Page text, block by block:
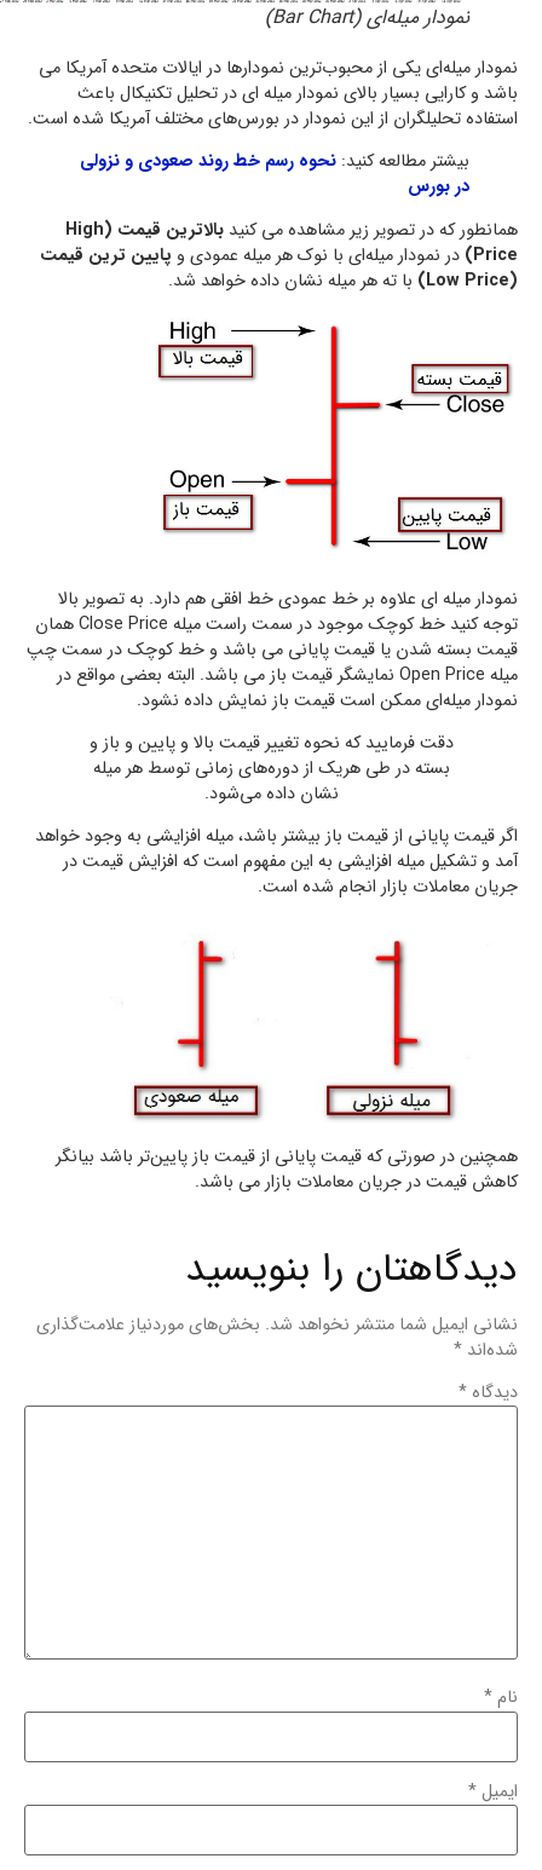
نمودار میله‌ای (Bar Chart)
نمودار میله‌ای یکی از محبوب‌ترین نمودارها در ایالات متحده آمریکا می
باشد و کارایی بسیار بالای نمودار میله ای در تحلیل تکنیکال باعث
استفاده تحلیلگران از این نمودار در بورس‌های مختلف آمریکا شده است.
بیشتر مطالعه کنید:نحوه رسم خط روند صعودی و نزولی
در بورس
همانطور که در تصویر زیر مشاهده می کنید
بالاترین قیمت (High
Price) در نمودار میله‌ای با نوک هر میله عمودی وپایین ترین قیمت
با ته هر میله نشان داده خواهد شد.
نمودار میله ای علاوه بر خط عمودی خط افقی هم دارد. به تصویر بالا
توجه کنید خط کوچک موجود در سمت راست میله Close Price همان
قیمت بسته شدن یا قیمت پایانی می باشد و خط کوچک در سمت چپ
میله Open Price نمایشگر قیمت باز می باشد. البته بعضی مواقع در
نمودار میله‌ای ممکن است قیمت باز نمایش داده نشود.
دقت فرمایید که نحوه تغییر قیمت بالا و پایین و باز و
بسته در طی هریک از دوره‌های زمانی توسط هر میله
نشان داده می‌شود.
اگر قیمت پایانی از قیمت باز بیشتر باشد، میله افزایشی به وجود خواهد
آمد و تشکیل میله افزایشی به این مفهوم است که افزایش قیمت در
جریان معاملات بازار انجام شده است.
همچنین در صورتی که قیمت پایانی از قیمت باز پایین‌تر باشد بیانگر
کاهش قیمت در جریان معاملات بازار می باشد.
دیدگاهتان را بنویسید
نشانی ایمیل شما منتشر نخواهد شد.بخش‌های موردنیاز علامت‌گذاری
شده‌اند*
دیدگاه*
*
ایمیل*